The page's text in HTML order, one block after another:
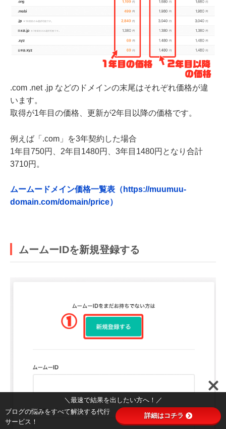
.com .net .jp などのドメインの末尾はそれぞれ価格が違
います。
取得が1年目の価格、更新が2年目以降の価格です。
例えば「.com」を3年契約した場合
1年目750円、2年目1480円、3年目1480円となり合計
3710円。
ムームードメイン価格一覧表（https://muumuu-
domain.com/domain/price）
ムームーIDを新規登録する
＼最速で結果を出したい方へ！／
ブログの悩みをすべて解決する代行
サービス！
詳細はコチラ